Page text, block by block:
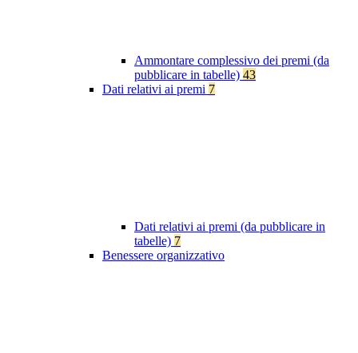
Ammontare complessivo dei premi (da
pubblicare in tabelle) 43
Dati relativi ai premi 7
Dati relativi ai premi (da pubblicare in
tabelle) 7
Benessere organizzativo